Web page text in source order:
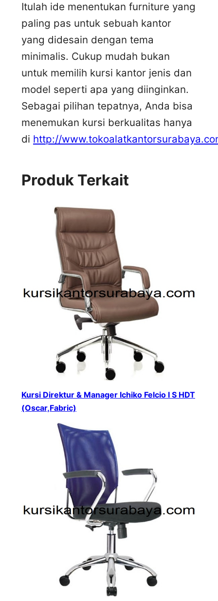
Itulah ide menentukan furniture yang
paling pas untuk sebuah kantor
yang didesain dengan tema
minimalis. Cukup mudah bukan
untuk memilih kursi kantor jenis dan
model seperti apa yang diinginkan.
Sebagai pilihan tepatnya, Anda bisa
menemukan kursi berkualitas hanya
di http://
Produk Terkait
Kursi Direktur & Manager Ichiko Felcio I S HDT
(Oscar,Fabric)